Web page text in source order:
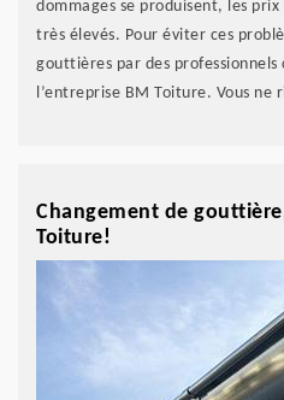
dommages se produisent, les
très élevés. Pour éviter ces
gouttières par des professionnels
l’entreprise BM Toiture. Vous ne
Changement de
Toiture!